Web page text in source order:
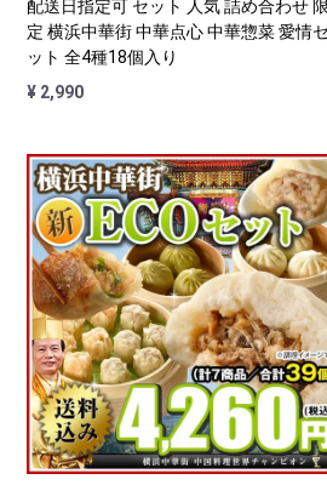
配送日指定可 セット 人気 詰め合わせ 限
定 横浜中華街 中華点心 中華惣菜 愛情セ
ット 全4種18個入り
¥ 2,990